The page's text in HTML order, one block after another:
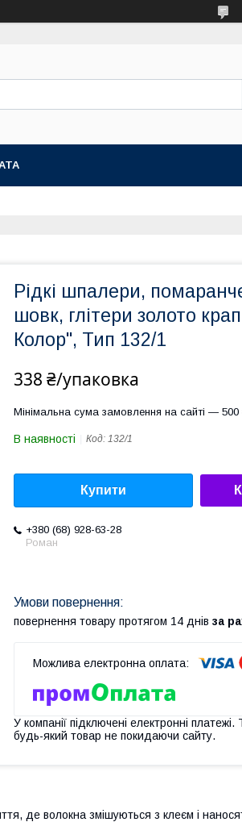
Рідкі шпалери,
шовк, глітери золото
Колор", Тип 132/1
338 ₴/упаковка
Мінімальна сума замовлення на сайті — 500
В наявності Код: 132/1
Купити
+380 (68) 928-63-28
Роман
повернення товару протягом 14 днів за
У компанії підключені електронні
будь-який товар не покидаючи сайту.
де волокна змішуються з клеєм і